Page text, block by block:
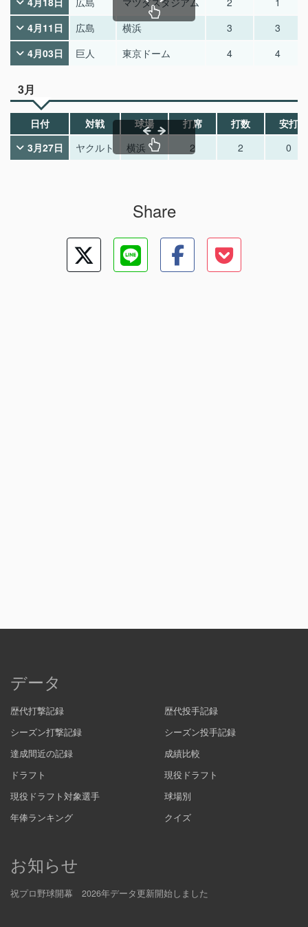
4月11日
広島 横浜 3
3
4月03日
巨人 東京ドーム 4 4
3月
日付 対戦 球場 打席 打数
安打
3月27日
ヤクルト 横浜 2 2 0
Share
データ
歴代打撃記録
歴代投手記録
シーズン打撃記録
シーズン投手記録
達成間近の記録
成績比較
ドラフト
現役ドラフト
現役ドラフト対象選手
球場別
年俸ランキング
クイズ
お知らせ
祝プロ野球開幕 2026年データ更新開始しました